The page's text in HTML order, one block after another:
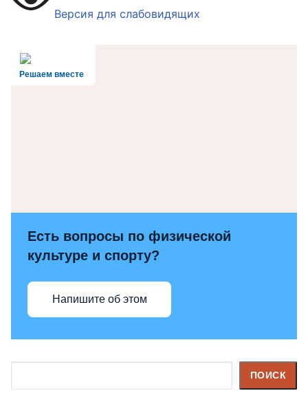
Версия для слабовидящих
Решаем вместе
Есть вопросы по физической
культуре и спорту?
Напишите об этом
ПОИСК